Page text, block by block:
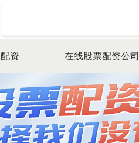
资 在线股票配资公司